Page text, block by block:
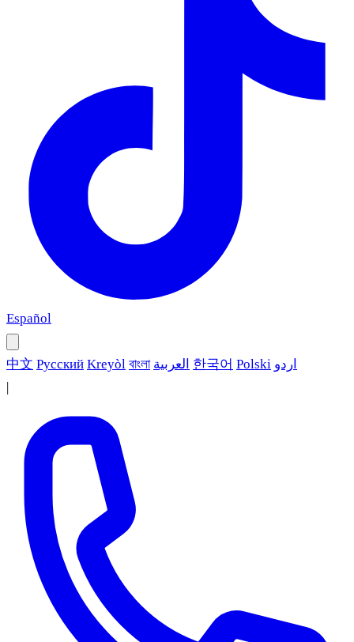
Español
中文 Русский Kreyòl বাংলা العربية 한국어 Polski اردو
|